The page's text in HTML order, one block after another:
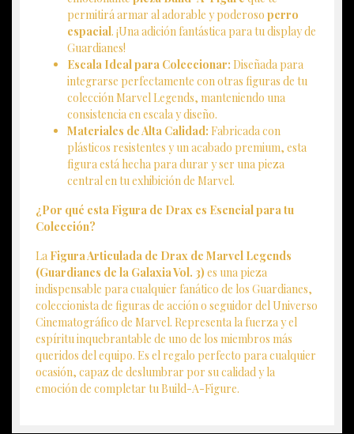
permitirá armar al adorable y poderoso perro
espacial. ¡Una adición fantástica para tu display de
Guardianes!
Escala Ideal para Coleccionar: Diseñada para
integrarse perfectamente con otras figuras de tu
colección Marvel Legends, manteniendo una
consistencia en escala y diseño.
Materiales de Alta Calidad: Fabricada con
plásticos resistentes y un acabado premium, esta
figura está hecha para durar y ser una pieza
central en tu exhibición de Marvel.
¿Por qué esta Figura de Drax es Esencial para tu
Colección?
La Figura Articulada de Drax de Marvel Legends
(Guardianes de la Galaxia Vol. 3) es una pieza
indispensable para cualquier fanático de los Guardianes,
coleccionista de figuras de acción o seguidor del Universo
Cinematográfico de Marvel. Representa la fuerza y el
espíritu inquebrantable de uno de los miembros más
queridos del equipo. Es el regalo perfecto para cualquier
ocasión, capaz de deslumbrar por su calidad y la
emoción de completar tu Build-A-Figure.